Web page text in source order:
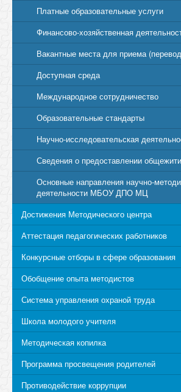
Платные образовательные услуги
Финансово-хозяйственная
Вакантные места для приема
Доступная среда
Международное сотрудничество
Образовательные стандарты
Научно-исследовательская
Сведения о предоставлении
Основные направления научно-
деятельности МБОУ ДПО МЦ
Достижения Методического центра
Аттестация педагогических работников
Конкурсные отборы в сфере образования
Обобщение опыта методистов
Система управления охраной труда
Школа молодого учителя
Методическая копилка
Программа просвещения родителей
Противодействие коррупции